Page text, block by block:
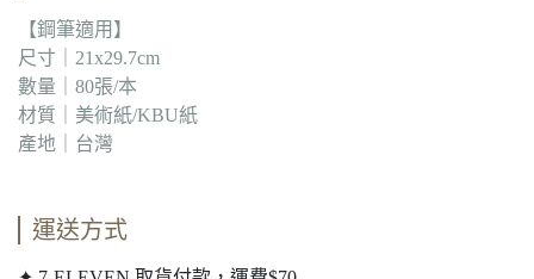
【鋼筆適用】
尺寸｜21x29.7cm
數量｜80張/本
材質｜美術紙/KBU紙
產地｜台灣
運送方式